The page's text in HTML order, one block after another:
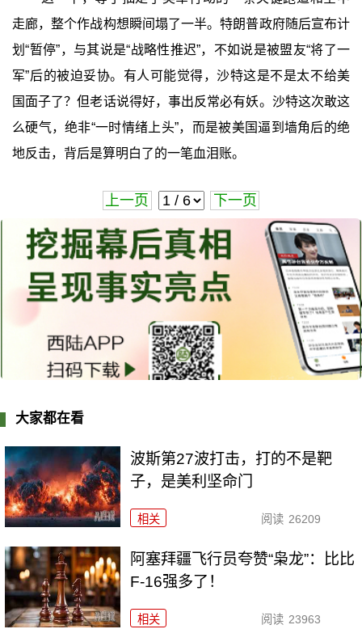
走廊，整个作战构想瞬间塌了一半。特朗普政府随后宣布计
划“暂停”，与其说是“战略性推迟”，不如说是被盟友“将了一
军”后的被迫妥协。有人可能觉得，沙特这是不是太不给美
国面子了？但老话说得好，事出反常必有妖。沙特这次敢这
么硬气，绝非“一时情绪上头”，而是被美国逼到墙角后的绝
地反击，背后是算明白了的一笔血泪账。
上一页 下一页
大家都在看
波斯第27波打击，打的不是靶
子，是美利坚命门
相关 阅读 26209
阿塞拜疆飞行员夸赞“枭龙”：比比
F-16强多了！
相关 阅读 23963